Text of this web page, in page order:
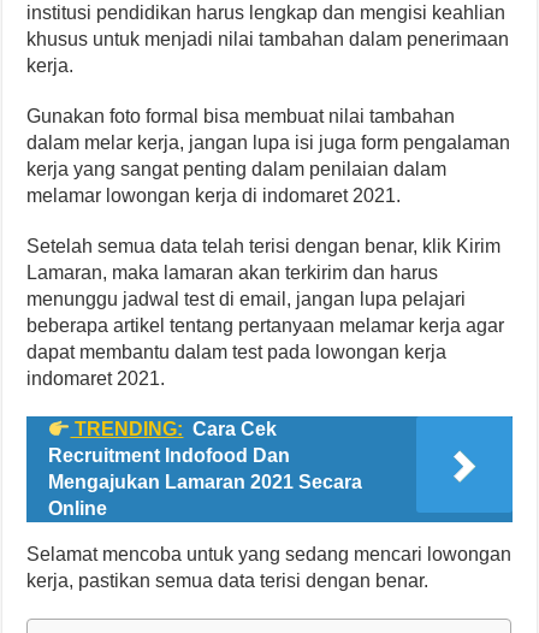
institusi pendidikan harus lengkap dan mengisi keahlian
khusus untuk menjadi nilai tambahan dalam penerimaan
kerja.
Gunakan foto formal bisa membuat nilai tambahan
dalam melar kerja, jangan lupa isi juga form pengalaman
kerja yang sangat penting dalam penilaian dalam
melamar lowongan kerja di indomaret 2021.
Setelah semua data telah terisi dengan benar, klik Kirim
Lamaran, maka lamaran akan terkirim dan harus
menunggu jadwal test di email, jangan lupa pelajari
beberapa artikel tentang pertanyaan melamar kerja agar
dapat membantu dalam test pada lowongan kerja
indomaret 2021.
TRENDING: Cara Cek
Recruitment Indofood Dan
Mengajukan Lamaran 2021 Secara
Online
Selamat mencoba untuk yang sedang mencari lowongan
kerja, pastikan semua data terisi dengan benar.